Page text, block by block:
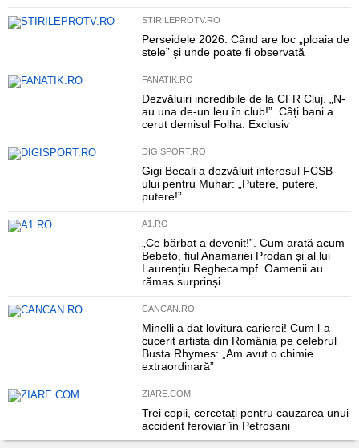
STIRILEPROTV.RO
Perseidele 2026. Când are loc „ploaia de
stele” și unde poate fi observată
FANATIK.RO
Dezvăluiri incredibile de la CFR Cluj. „N-
au una de-un leu în club!”. Câți bani a
cerut demisul Folha. Exclusiv
DIGISPORT.RO
Gigi Becali a dezvăluit interesul FCSB-
ului pentru Muhar: „Putere, putere,
putere!”
A1.RO
„Ce bărbat a devenit!”. Cum arată acum
Bebeto, fiul Anamariei Prodan și al lui
Laurențiu Reghecampf. Oamenii au
rămas surprinși
CANCAN.RO
Minelli a dat lovitura carierei! Cum l-a
cucerit artista din România pe celebrul
Busta Rhymes: „Am avut o chimie
extraordinară”
ZIARE.COM
Trei copii, cercetați pentru cauzarea unui
accident feroviar în Petroșani